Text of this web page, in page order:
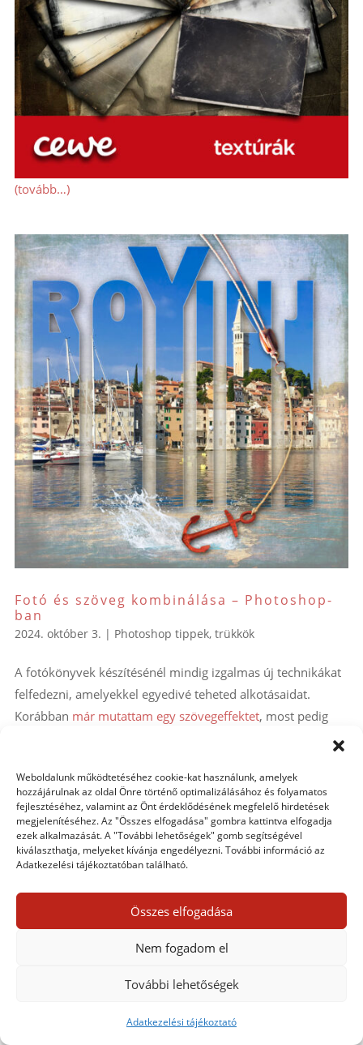
Weboldalunk működtetéséhez cookie-kat használunk, amelyek
hozzájárulnak az oldal Önre történő optimalizálásához és folyamatos
fejlesztéséhez, valamint az Önt érdeklődésének megfelelő hirdetések
megjelenítéséhez. Az "Összes elfogadása" gombra kattintva elfogadja
ezek alkalmazását. A "További lehetőségek" gomb segítségével
kiválaszthatja, melyeket kívánja engedélyezni. További információ az
Adatkezelési tájékoztatóban található.
Összes elfogadása
Nem fogadom el
További lehetőségek
Adatkezelési tájékoztató
(tovább…)
Fotó és szöveg kombinálása – Photoshop-
ban
2024. október 3. | Photoshop tippek, trükkök
A fotókönyvek készítésénél mindig izgalmas új technikákat
felfedezni, amelyekkel egyedivé teheted alkotásaidat.
Korábban már mutattam egy szövegeffektet, most pedig
egy hasonló, mégis más megoldás lesz a cikk témája, amely
akár egy belső oldalon is.
A technika kicsit fotó és kicsit tipográfia, ahol a szöveg
mintegy ablakként szolgál a mögötte lévő képre. A lépések
igazán egyszerűek és könnyen követhetőek.
dől vagy ferde, az nem mutat jól a betűmaszkkal, mert a
látvány zavaros lehet. Amikor megvan a fotó, a rétegek
panelen készíts róla egy másolatot aCtrl + J